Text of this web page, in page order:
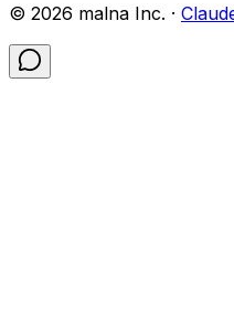
© 2026 malna Inc. ·